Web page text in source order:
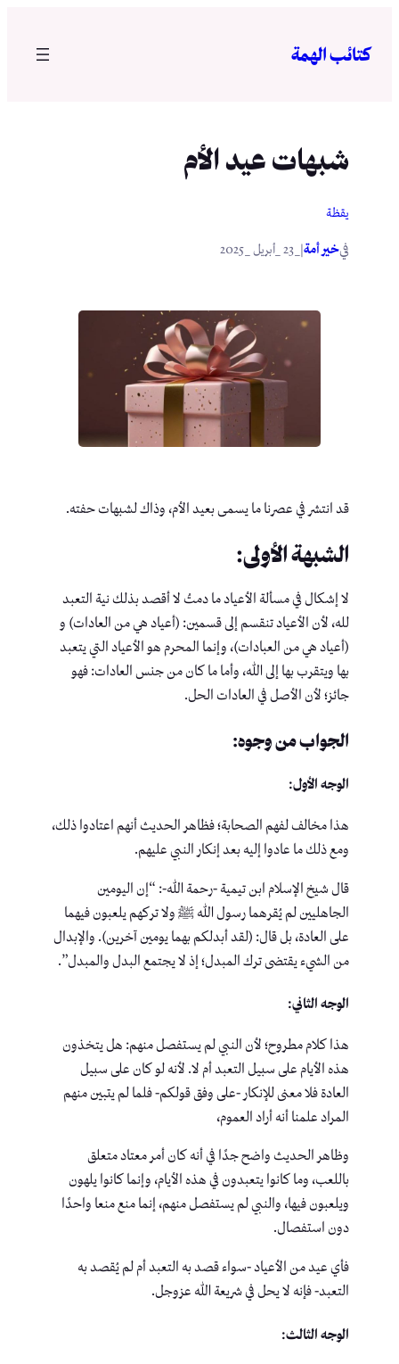
المحتوى
كتائب الهمة
شبهات عيد الأم
يقظة
فيخير أمة
قد انتشر في عصرنا ما يسمى بعيد الأم، وذاك لشبهات حفته.
الشبهة الأولى:
لا إشكال في مسألة الأعياد ما دمتُ لا أقصد بذلك نية التعبد
لله، لأن الأعياد تنقسم إلى قسمين: (أعياد هي من العادات) و
(أعياد هي من العبادات)، وإنما المحرم هو الأعياد التي يتعبد
بها ويتقرب بها إلى الله، وأما ما كان من جنس العادات: فهو
جائز؛ لأن الأصل في العادات الحل.
الجواب من وجوه:
الوجه الأول:
هذا مخالف لفهم الصحابة؛ فظاهر الحديث أنهم اعتادوا ذلك،
ومع ذلك ما عادوا إليه بعد إنكار النبي عليهم.
قال شيخ الإسلام ابن تيمية -رحمة الله-: “إن اليومين
الجاهليين لم يُقرهما رسول الله ﷺ ولا تركهم يلعبون فيهما
على العادة، بل قال: (لقد أبدلكم بهما يومين آخرين). والإبدال
من الشيء يقتضى ترك المبدل؛ إذ لا يجتمع البدل والمبدل”.
الوجه الثاني:
هذا كلام مطروح؛ لأن النبي لم يستفصل منهم: هل يتخذون
هذه الأيام على سبيل التعبد أم لا. لأنه لو كان على سبيل
العادة فلا معنى للإنكار -على وفق قولكم- فلما لم يتبين منهم
المراد علمنا أنه أراد العموم،
وظاهر الحديث واضح جدًا في أنه كان أمر معتاد متعلق
باللعب، وما كانوا يتعبدون في هذه الأيام، وإنما كانوا يلهون
ويلعبون فيها، والنبي لم يستفصل منهم، إنما منع منعا واحدًا
دون استفصال.
فأي عيد من الأعياد -سواء قصد به التعبد أم لم يُقصد به
التعبد- فإنه لا يحل في شريعة الله عزوجل.
الوجه الثالث: